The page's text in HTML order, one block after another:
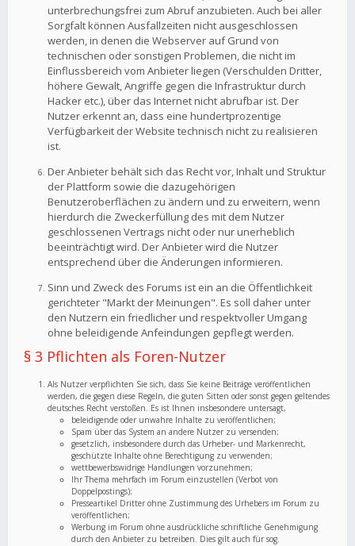
unterbrechungsfrei zum Abruf anzubieten. Auch bei aller
Sorgfalt können Ausfallzeiten nicht ausgeschlossen
werden, in denen die Webserver auf Grund von
technischen oder sonstigen Problemen, die nicht im
Einflussbereich vom Anbieter liegen (Verschulden Dritter,
höhere Gewalt, Angriffe gegen die Infrastruktur durch
Hacker etc.), über das Internet nicht abrufbar ist. Der
Nutzer erkennt an, dass eine hundertprozentige
Verfügbarkeit der Website technisch nicht zu realisieren
ist.
Der Anbieter behält sich das Recht vor, Inhalt und Struktur
der Plattform sowie die dazugehörigen
Benutzeroberflächen zu ändern und zu erweitern, wenn
hierdurch die Zweckerfüllung des mit dem Nutzer
geschlossenen Vertrags nicht oder nur unerheblich
beeinträchtigt wird. Der Anbieter wird die Nutzer
entsprechend über die Änderungen informieren.
Sinn und Zweck des Forums ist ein an die Öffentlichkeit
gerichteter "Markt der Meinungen". Es soll daher unter
den Nutzern ein friedlicher und respektvoller Umgang
ohne beleidigende Anfeindungen gepflegt werden.
§ 3 Pflichten als Foren-Nutzer
Als Nutzer verpflichten Sie sich, dass Sie keine Beiträge veröffentlichen
werden, die gegen diese Regeln, die guten Sitten oder sonst gegen geltendes
deutsches Recht verstoßen. Es ist Ihnen insbesondere untersagt,
beleidigende oder unwahre Inhalte zu veröffentlichen;
Spam über das System an andere Nutzer zu versenden;
gesetzlich, insbesondere durch das Urheber- und Markenrecht,
geschützte Inhalte ohne Berechtigung zu verwenden;
wettbewerbswidrige Handlungen vorzunehmen;
Ihr Thema mehrfach im Forum einzustellen (Verbot von
Doppelpostings);
Presseartikel Dritter ohne Zustimmung des Urhebers im Forum zu
veröffentlichen;
Werbung im Forum ohne ausdrückliche schriftliche Genehmigung
durch den Anbieter zu betreiben. Dies gilt auch für sog.